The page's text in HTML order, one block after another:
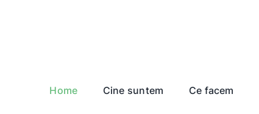
Home Cine suntem Ce facem